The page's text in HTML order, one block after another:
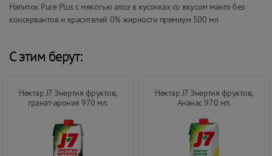
Напиток Pure Plus с мякотью алоэ в кусочках со вкусом манго без
консервантов и красителей 0% жирности премиум 500 мл
С этим берут:
Нектар J7 Энергия фруктов,
гранат-арония 970 мл.
Нектар J7 Энергия фруктов,
Ананас 970 мл.